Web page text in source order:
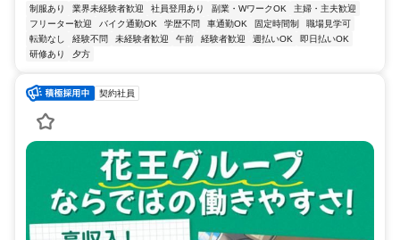
制服あり 業界未経験者歓迎 社員登用あり 副業・WワークOK
主婦・主夫歓迎
フリーター歓迎
バイク通勤OK 学歴不問 車通勤OK 固定時間制
職場見学可
転勤なし
経験不問 未経験者歓迎 午前 経験者歓迎 週払いOK
即日払いOK
研修あり
夕方
契約社員